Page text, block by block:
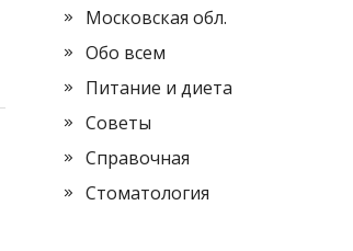
Московская обл.
Обо всем
Питание и диета
Советы
Справочная
Стоматология